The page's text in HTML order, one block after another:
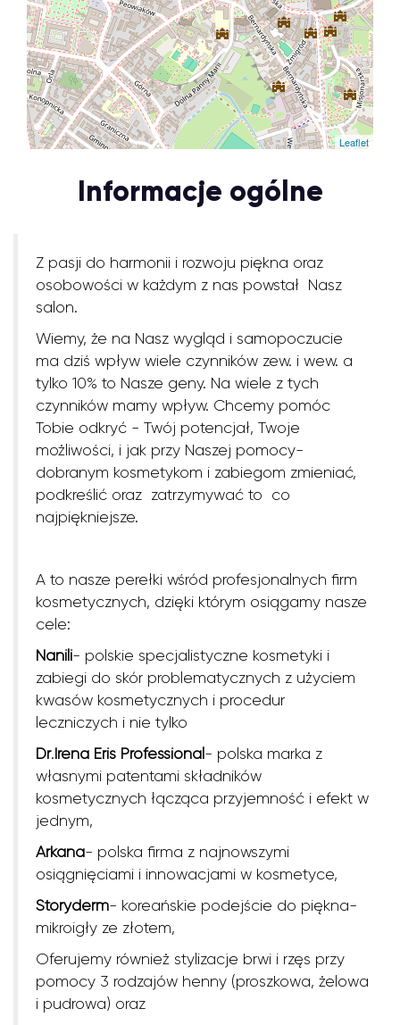
Leaflet
Informacje ogólne
Z pasji do harmonii i rozwoju piękna oraz
osobowości w każdym z nas powstał Nasz
salon.
Wiemy, że na Nasz wygląd i samopoczucie
ma dziś wpływ wiele czynników zew. i wew. a
tylko 10% to Nasze geny. Na wiele z tych
czynników mamy wpływ. Chcemy pomóc
Tobie odkryć - Twój potencjał, Twoje
możliwości, i jak przy Naszej pomocy-
dobranym kosmetykom i zabiegom zmieniać,
podkreślić oraz zatrzymywać to co
najpiękniejsze.
A to nasze perełki wśród profesjonalnych firm
kosmetycznych, dzięki którym osiągamy nasze
cele:
Nanili- polskie specjalistyczne kosmetyki i
zabiegi do skór problematycznych z użyciem
kwasów kosmetycznych i procedur
leczniczych i nie tylko
Dr.Irena Eris Professional - polska marka z
własnymi patentami składników
kosmetycznych łącząca przyjemność i efekt w
jednym,
Arkana- polska firma z najnowszymi
osiągnięciami i innowacjami w kosmetyce,
Storyderm- koreańskie podejście do piękna-
mikroigły ze złotem,
Oferujemy również stylizacje brwi i rzęs przy
pomocy 3 rodzajów henny (proszkowa, żelowa
i pudrowa) oraz